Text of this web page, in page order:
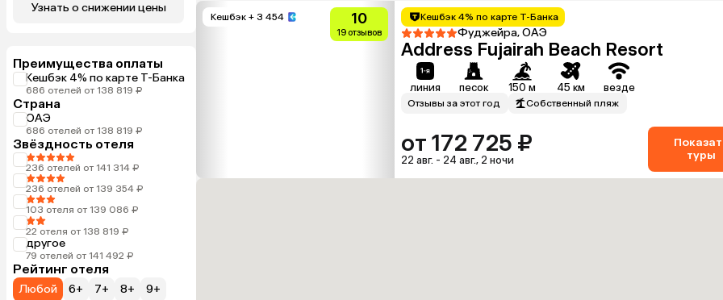
Узнать о снижении цены
Преимущества оплаты
Кешбэк 4% по карте Т-Банка
686 отелей от 138 819 ₽
Страна
ОАЭ
686 отелей от 138 819 ₽
Звёздность отеля
236 отелей от 141 314 ₽
236 отелей от 139 354 ₽
103 отеля от 139 086 ₽
22 отеля от 138 819 ₽
другое
79 отелей от 141 492 ₽
Рейтинг отеля
Любой 6+ 7+ 8+ 9+
Кешбэк + 3 454 10
19 отзывов
Кешбэк 4% по карте Т-Банка
Фуджейра, ОАЭ
Address Fujairah Beach Resort
линия песок 150 м 45 км везде
Отзывы за этот год Собственный пляж
от 172 725 ₽
22 авг. - 24 авг., 2 ночи
туры